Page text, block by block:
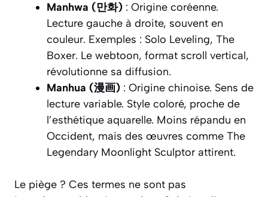
Manhwa (만화) : Origine coréenne.
Lecture gauche à droite, souvent en
couleur. Exemples : Solo Leveling, The
Boxer. Le webtoon, format scroll vertical,
révolutionne sa diffusion.
Manhua (漫画) : Origine chinoise. Sens de
lecture variable. Style coloré, proche de
l’esthétique aquarelle. Moins répandu en
Occident, mais des œuvres comme The
Legendary Moonlight Sculptor attirent.
Le piège ? Ces termes ne sont pas